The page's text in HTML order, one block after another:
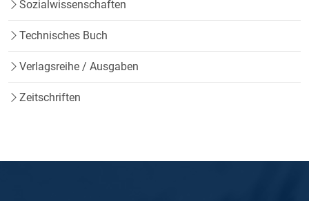
Sozialwissenschaften
Technisches Buch
Verlagsreihe / Ausgaben
Zeitschriften